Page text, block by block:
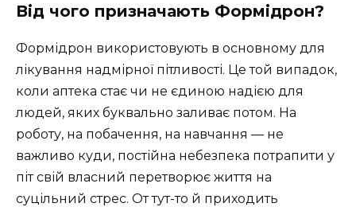
Від чого призначають Формідрон?
Формідрон використовують в основному для
лікування надмірної пітливості. Це той випадок,
коли аптека стає чи не єдиною надією для
людей, яких буквально заливає потом. На
роботу, на побачення, на навчання — не
важливо куди, постійна небезпека потрапити у
піт свій власний перетворює життя на
суцільний стрес. От тут-то й приходить